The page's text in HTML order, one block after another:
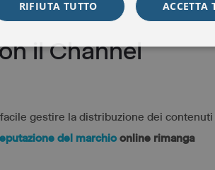
il Channel
gestire la distribuzione dei contenuti
del marchio online rimanga
ACCETTA
RIFIUTA TUTTO